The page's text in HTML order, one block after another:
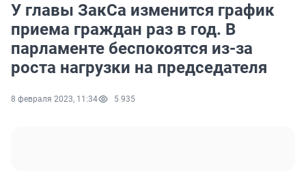
У главы ЗакСа изменится график
приема граждан раз в год. В
парламенте беспокоятся из-за
роста нагрузки на председателя
8 февраля 2023, 11:34 5 935